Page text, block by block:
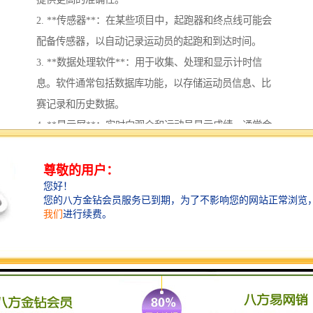
2. **传感器**：在某些项目中，起跑器和终点线可能会
配备传感器，以自动记录运动员的起跑和到达时间。
3. **数据处理软件**：用于收集、处理和显示计时信
息。软件通常包括数据库功能，以存储运动员信息、比
赛记录和历史数据。
4. **显示屏**：实时向观众和运动员显示成绩，通常会
5. **结果管理**：在比赛结束后，系统会计算和生成终
成绩，包括个人成绩、赛事记录和名次等，同时可生成
报告以供赛事组委会和媒体使用。
在大型赛事中，田径计时记分系统是关键的一环，确保
了比赛的性和透明度，帮助运动员、教练及观众获得准